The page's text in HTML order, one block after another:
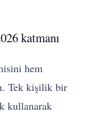
katmanı
hem
Tek kişilik bir
kullanarak